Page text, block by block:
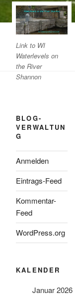
Link to WI
Waterlevels on
the River
Shannon
BLOG-
VERWALTUN
G
Anmelden
Eintrags-Feed
Kommentar-
Feed
WordPress.org
KALENDER
Januar 2026